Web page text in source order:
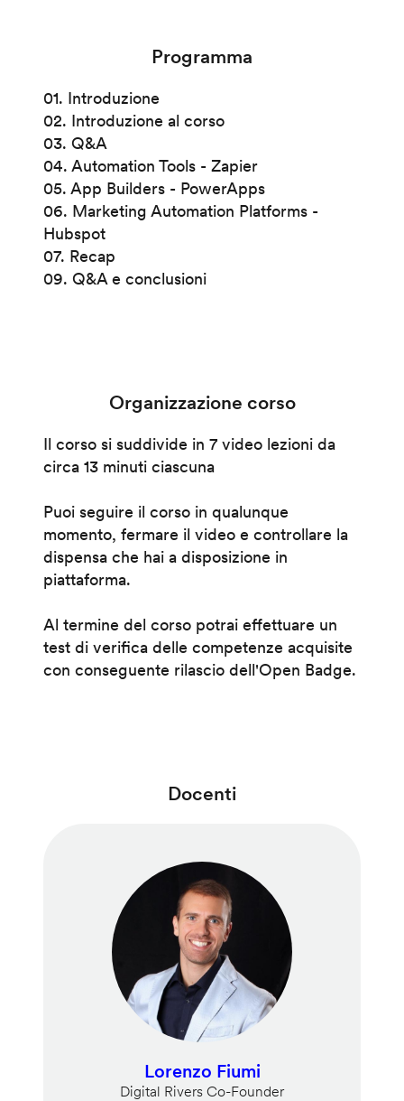
Programma
01. Introduzione
02. Introduzione al corso
03. Q&A
04. Automation Tools - Zapier
05. App Builders - PowerApps
06. Marketing Automation Platforms -
Hubspot
07. Recap
09. Q&A e conclusioni
Organizzazione corso
Il corso si suddivide in 7 video lezioni da
circa 13 minuti ciascuna
Puoi seguire il corso in qualunque
momento, fermare il video e controllare la
dispensa che hai a disposizione in
piattaforma.
Al termine del corso potrai effettuare un
test di verifica delle competenze acquisite
con conseguente rilascio dell'Open Badge.
Docenti
Lorenzo Fiumi
Digital Rivers Co-Founder